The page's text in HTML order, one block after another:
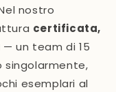
nostro
certificata,
— un team di 15
singolarmente,
esemplari al